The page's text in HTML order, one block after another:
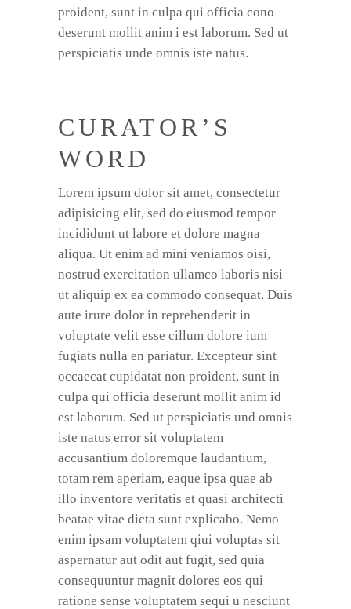
proident, sunt in culpa qui officia cono
deserunt mollit anim i est laborum. Sed ut
perspiciatis unde omnis iste natus.
CURATOR’S
WORD
Lorem ipsum dolor sit amet, consectetur
adipisicing elit, sed do eiusmod tempor
incididunt ut labore et dolore magna
aliqua. Ut enim ad mini veniamos oisi,
nostrud exercitation ullamco laboris nisi
ut aliquip ex ea commodo consequat. Duis
aute irure dolor in reprehenderit in
voluptate velit esse cillum dolore ium
fugiats nulla en pariatur. Excepteur sint
occaecat cupidatat non proident, sunt in
culpa qui officia deserunt mollit anim id
est laborum. Sed ut perspiciatis und omnis
iste natus error sit voluptatem
accusantium doloremque laudantium,
totam rem aperiam, eaque ipsa quae ab
illo inventore veritatis et quasi architecti
beatae vitae dicta sunt explicabo. Nemo
enim ipsam voluptatem qiui voluptas sit
aspernatur aut odit aut fugit, sed quia
consequuntur magnit dolores eos qui
ratione sense voluptatem sequi u nesciunt